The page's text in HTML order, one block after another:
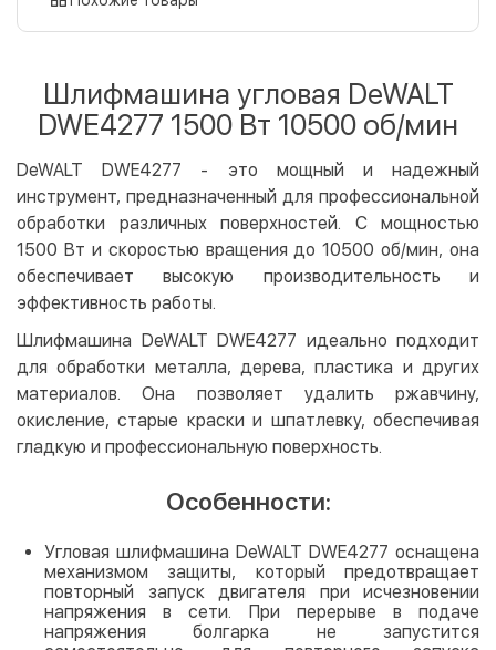
LiqPay
Apple Pay
Google Pay
Безналичный расчет
Оплата на карту юр.лица
Оплата на счет юр.лица
Бесплатно
Кредит
Мгновенная рассрочка (Приватбанк)
Оплата частями (Приватбанк)
Покупка частями (Монобанк)
Шлифмашина угловая DeWALT
DWE4277 1500 Вт 10500 об/мин
DeWALT DWE4277 - это мощный и надежный
инструмент, предназначенный для профессиональной
обработки различных поверхностей. С мощностью
1500 Вт и скоростью вращения до 10500 об/мин, она
обеспечивает высокую производительность и
эффективность работы.
Шлифмашина DeWALT DWE4277 идеально подходит
для обработки металла, дерева, пластика и других
материалов. Она позволяет удалить ржавчину,
окисление, старые краски и шпатлевку, обеспечивая
гладкую и профессиональную поверхность.
Особенности:
Угловая шлифмашина DeWALT DWE4277 оснащена
механизмом защиты, который предотвращает
повторный запуск двигателя при исчезновении
напряжения в сети. При перерыве в подаче
напряжения болгарка не запустится